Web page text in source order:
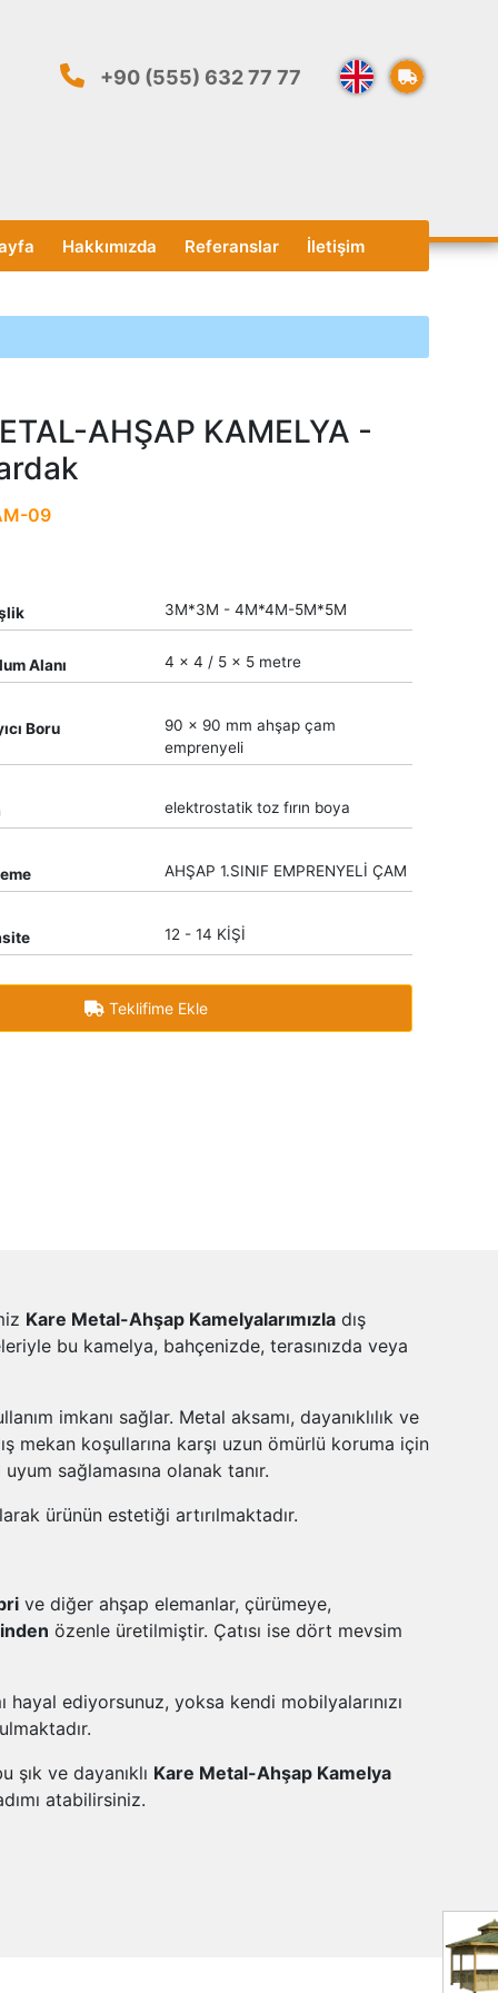
+90 (555) 632 77 77
Hakkımızda Referanslar İletişim
AHŞAP KAMELYA -
09
3M*3M - 4M*4M-5M*5M
Alanı 4 x 4 / 5 x 5 metre
Boru
90 x 90 mm ahşap çam
emprenyeli
elektrostatik toz fırın boya
AHŞAP 1.SINIF EMPRENYELİ ÇAM
12 - 14 KİŞİ
Teklifime Ekle
Kare Metal-Ahşap Kamelyalarımızla dış
bu kamelya, bahçenizde, terasınızda veya
imkanı sağlar. Metal aksamı, dayanıklılık ve
mekan koşullarına karşı uzun ömürlü koruma için
sağlamasına olanak tanır.
ürünün estetiği artırılmaktadır.
ve diğer ahşap elemanlar, çürümeye,
özenle üretilmiştir. Çatısı ise dört mevsim
hayal ediyorsunuz, yoksa kendi mobilyalarınızı
ve dayanıklı Kare Metal-Ahşap Kamelya
atabilirsiniz.